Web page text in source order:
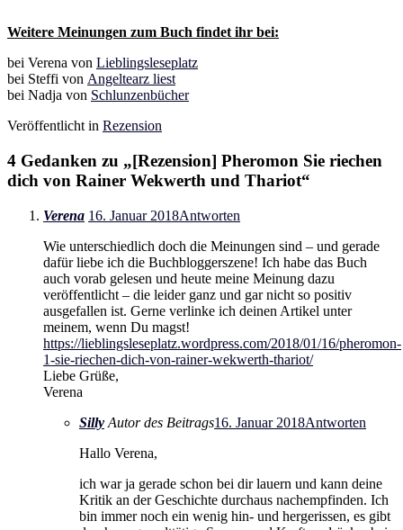
Weitere Meinungen zum Buch findet ihr bei:
bei Verena von Lieblingsleseplatz
bei Steffi von Angeltearz liest
bei Nadja von Schlunzenbücher
Veröffentlicht in Rezension
4 Gedanken zu „[Rezension] Pheromon Sie riechen
dich von Rainer Wekwerth und Thariot“
Verena 16. Januar 2018Antworten
Wie unterschiedlich doch die Meinungen sind – und gerade
dafür liebe ich die Buchbloggerszene! Ich habe das Buch
auch vorab gelesen und heute meine Meinung dazu
veröffentlicht – die leider ganz und gar nicht so positiv
ausgefallen ist. Gerne verlinke ich deinen Artikel unter
meinem, wenn Du magst!
https://lieblingsleseplatz.wordpress.com/2018/01/16/pheromon-
1-sie-riechen-dich-von-rainer-wekwerth-thariot/
Liebe Grüße,
Verena
Silly Autor des Beitrags16. Januar 2018Antworten
Hallo Verena,
ich war ja gerade schon bei dir lauern und kann deine
Kritik an der Geschichte durchaus nachempfinden. Ich
bin immer noch ein wenig hin- und hergerissen, es gibt